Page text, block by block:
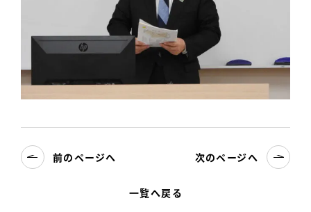
一覧へ戻る
前のページへ 次のページへ